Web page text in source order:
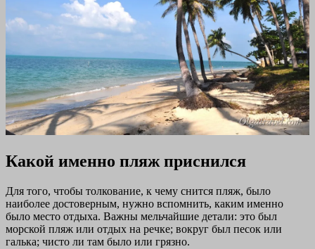
Какой именно пляж приснился
Для того, чтобы толкование, к чему снится пляж, было
наиболее достоверным, нужно вспомнить, каким именно
было место отдыха. Важны мельчайшие детали: это был
морской пляж или отдых на речке; вокруг был песок или
галька; чисто ли там было или грязно.